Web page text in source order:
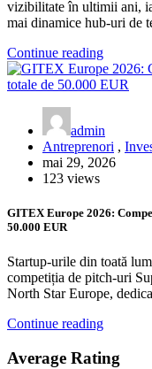
vizibilitate în ultimii ani,
mai dinamice hub-uri de
Continue reading
admin
Antreprenori ,
mai 29, 2026
123 views
GITEX Europe 2026:
50.000 EUR
Startup-urile din toată
competiția de pitch-uri
North Star Europe,
Continue reading
Average Rating